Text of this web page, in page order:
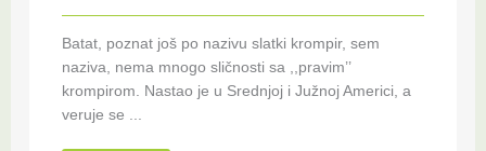
Batat, poznat još po nazivu slatki krompir, sem
naziva, nema mnogo sličnosti sa ,,pravim’’
krompirom. Nastao je u Srednjoj i Južnoj Americi, a
veruje se ...